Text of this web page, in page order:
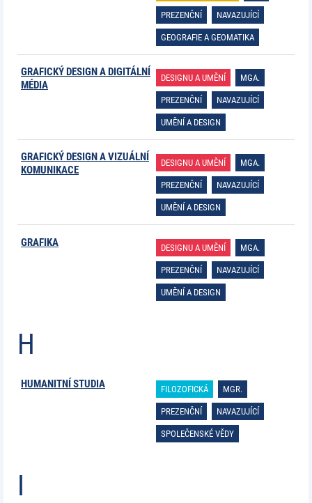
PREZENČNÍ NAVAZUJÍCÍ
GEOGRAFIE A GEOMATIKA
GRAFICKÝ DESIGN A DIGITÁLNÍ
MÉDIA
DESIGNU A UMĚNÍ MGA.
PREZENČNÍ NAVAZUJÍCÍ
UMĚNÍ A DESIGN
GRAFICKÝ DESIGN A VIZUÁLNÍ
KOMUNIKACE
DESIGNU A UMĚNÍ MGA.
PREZENČNÍ NAVAZUJÍCÍ
UMĚNÍ A DESIGN
GRAFIKA DESIGNU A UMĚNÍ MGA.
PREZENČNÍ NAVAZUJÍCÍ
UMĚNÍ A DESIGN
H
HUMANITNÍ STUDIA FILOZOFICKÁ MGR.
PREZENČNÍ NAVAZUJÍCÍ
SPOLEČENSKÉ VĚDY
I